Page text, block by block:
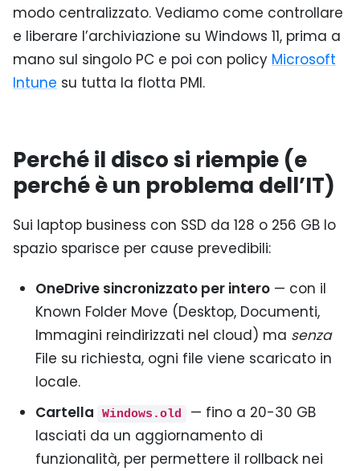
modo centralizzato. Vediamo come controllare
e liberare l’archiviazione su Windows 11, prima a
mano sul singolo PC e poi con policy Microsoft
Intune su tutta la flotta PMI.
Perché il disco si riempie (e
perché è un problema dell’IT)
Sui laptop business con SSD da 128 o 256 GB lo
spazio sparisce per cause prevedibili:
OneDrive sincronizzato per intero— con il
Known Folder Move (Desktop, Documenti,
Immagini reindirizzati nel cloud) ma senza
File su richiesta, ogni file viene scaricato in
locale.
Cartella
Windows.old
— fino a 20-30 GB
lasciati da un aggiornamento di
funzionalità, per permettere il rollback nei